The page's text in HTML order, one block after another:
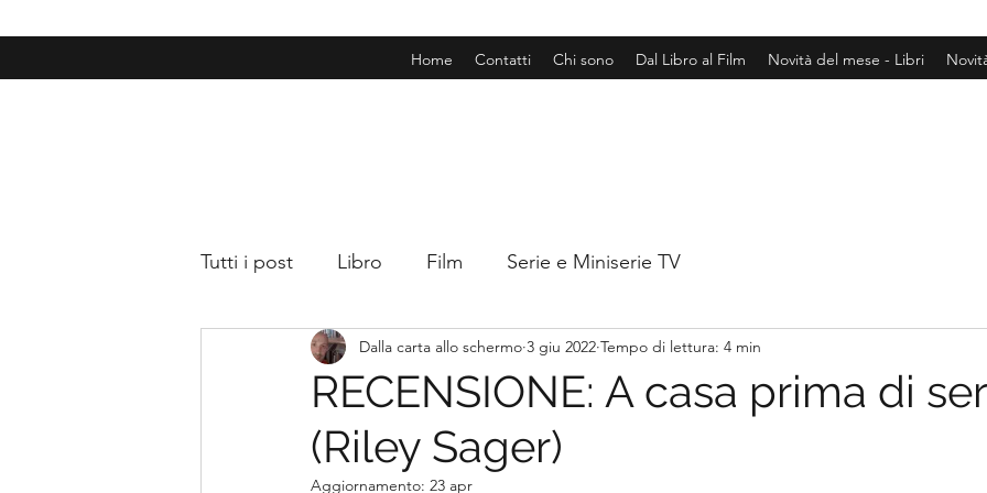
Novità del mese - Libri
Dal Libro al Film
Chi sono
Contatti
Home
Tutti i post Libro Film Serie e Miniserie TV
RECENSIONE: A casa prima di
(Riley Sager)
Dalla carta allo schermo 3 giu 2022 Tempo di lettura: 4 min
Aggiornamento: 23 apr